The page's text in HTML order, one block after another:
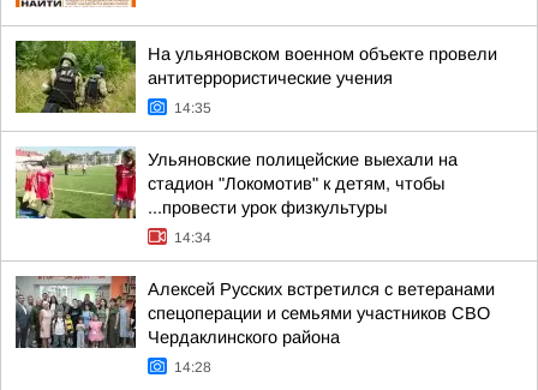
На ульяновском военном объекте провели
антитеррористические учения
14:35
Ульяновские полицейские выехали на
стадион "Локомотив" к детям, чтобы
...провести урок физкультуры
14:34
Алексей Русских встретился с ветеранами
спецоперации и семьями участников СВО
Чердаклинского района
14:28